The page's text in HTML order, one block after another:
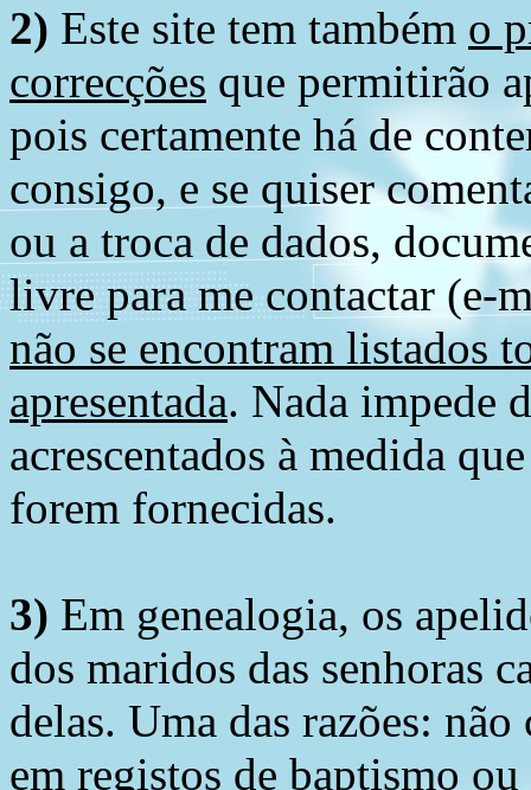
2) Este site tem também o
correcções que permitirão
pois certamente há de
consigo, e se quiser
ou a troca de dados,
livre para me contactar (e-
não se encontram listados
apresentada. Nada impede
acrescentados à medida
forem fornecidas.
3) Em genealogia, os
dos maridos das senhoras
delas. Uma das razões:
em registos de baptismo